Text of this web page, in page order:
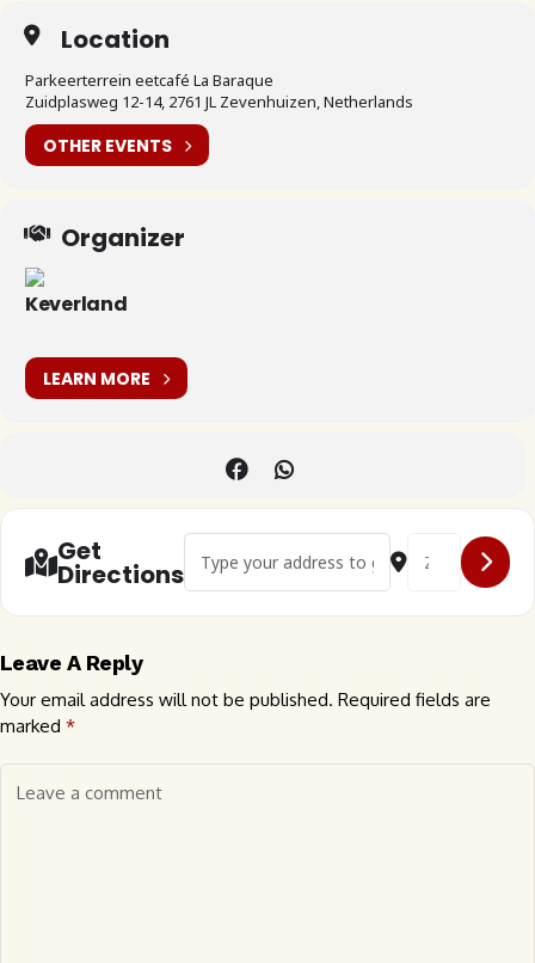
Location
Parkeerterrein eetcafé La Baraque
Zuidplasweg 12-14, 2761 JL Zevenhuizen, Netherlands
OTHER EVENTS
Organizer
Keverland
LEARN MORE
Get
Directions
Address - Aircooled Cruise Night []Destination
Leave A Reply
Your email address will not be published. Required fields are
marked *